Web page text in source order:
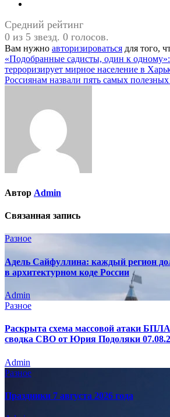
Средний рейтинг
0 из 5 звезд. 0 голосов.
Вам нужно авторизироваться для того,
Навигация
по
«Подобранные садисты, один к
терроризирует мирное население в
Россиянам назвали пять самых полезных
Автор Admin
Связанная запись
Разное
Адель Сайфуллина: каждый регион
в архитектурном коде России
Admin
Разное
Раскрыта схема массовой атаки
сводка СВО от Юрия Подоляки
Admin
Разное
Праздники 7 августа 2026 года